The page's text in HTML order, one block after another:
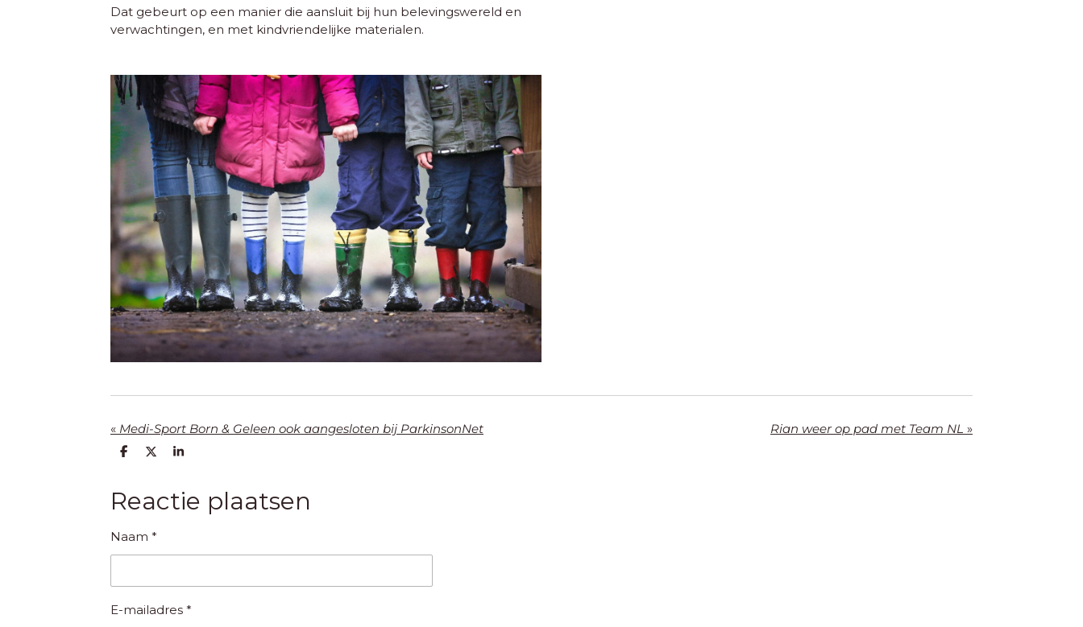
Dat gebeurt op een manier die aansluit bij hun belevingswereld en
verwachtingen, en met kindvriendelijke materialen.
« Medi-Sport Born & Geleen ook aangesloten bij ParkinsonNet Rian weer op pad met Team NL »
D
e
n
D
S
e
Reactie plaatsen
Naam *
E-mailadres *